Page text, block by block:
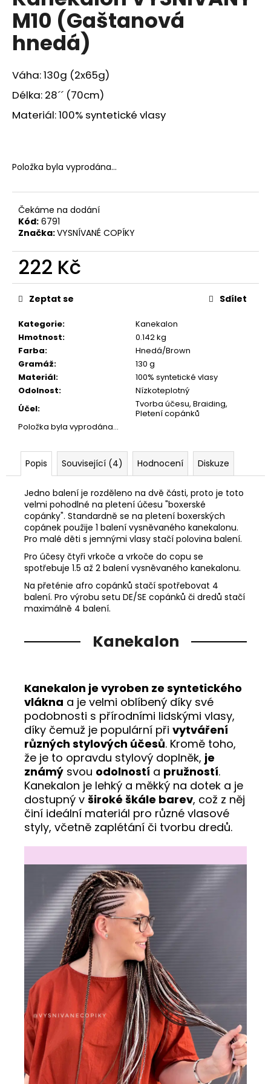
0,0
5
hvězdiček.
M10 (Gaštanová
hnedá)
Váha: 130g (2x65g)
Délka: 28´´ (70cm)
Materiál: 100% syntetické vlasy
Položka byla vyprodána…
Čekáme na dodání
Kód: 6791
Značka:VYSNÍVANÉ COPÍKY
222 Kč
Měrná
cena:
Kategorie:
Kanekalon
Hmotnost:
0.142 kg
Farba:
Hnedá/Brown
Gramáž:
130 g
Materiál:
100% syntetické vlasy
Odolnost:
Nízkoteplotný
Účel:
Tvorba účesu, Braiding,
Pletení copánků
Položka byla vyprodána…
Zeptat se Sdílet
Popis Související (4) Hodnocení Diskuze
Jedno balení je rozděleno na dvě části, proto je toto
velmi pohodlné na pletení účesu "boxerské
copánky". Standardně se na pletení boxerských
copánek použije 1 balení vysněvaného kanekalonu.
Pro malé děti s jemnými vlasy stačí polovina balení.
Pro účesy čtyři vrkoče a vrkoče do copu se
spotřebuje 1.5 až 2 balení vysněvaného kanekalonu.
Na přeténie afro copánků stačí spotřebovat 4
balení. Pro výrobu setu DE/SE copánků či dredů stačí
maximálně 4 balení.
Kanekalon
Kanekalon je vyroben ze syntetického
vlákna a je velmi oblíbený díky své
podobnosti s přírodními lidskými vlasy,
díky čemuž je populární při vytváření
různých stylových účesů. Kromě toho,
že je to opravdu stylový doplněk, je
známý svou odolností a pružností.
Kanekalon je lehký a měkký na dotek a je
dostupný v široké škále barev, což z něj
činí ideální materiál pro různé vlasové
styly, včetně zaplétání či tvorbu dredů.
a
j
í
?
D
o
p
o
u
u
m
e